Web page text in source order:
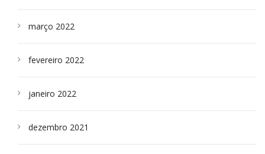
março 2022
fevereiro 2022
janeiro 2022
dezembro 2021